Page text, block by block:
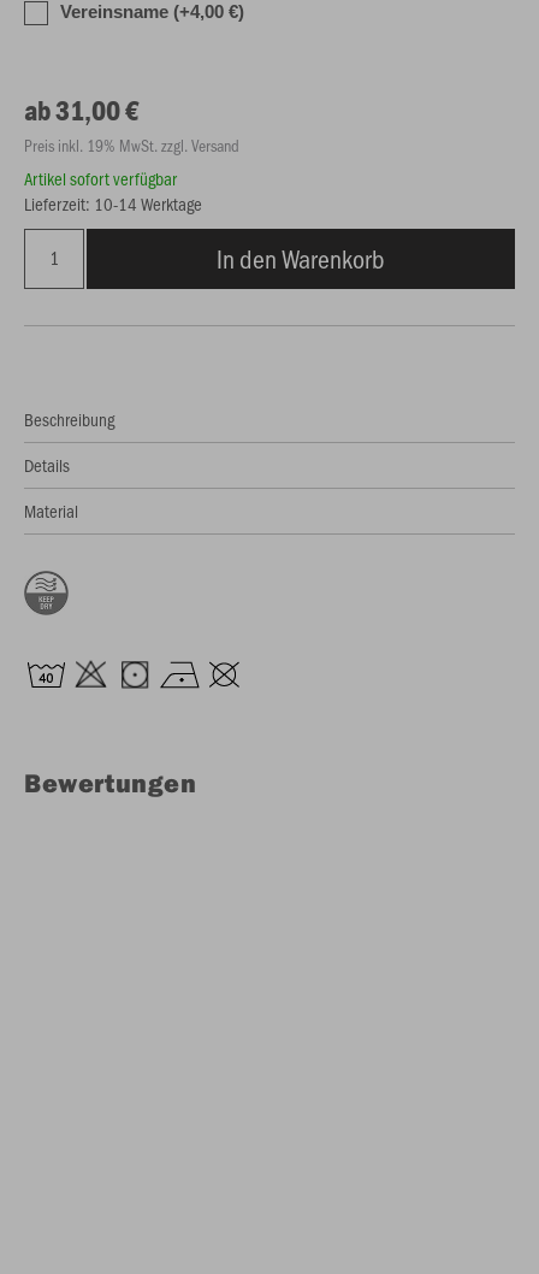
Vereinsname (+4,00 €)
ab 31,00 €
Preis inkl. 19% MwSt. zzgl. Versand
Artikel sofort verfügbar
Lieferzeit: 10-14 Werktage
In den Warenkorb
Beschreibung
Details
Material
Bewertungen